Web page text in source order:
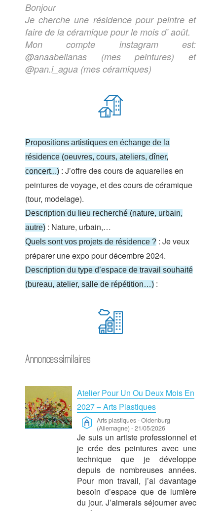
Bonjour
Je cherche une résidence pour peintre et
faire de la céramique pour le mois d’ août.
Mon compte instagram est:
@anaabellanas (mes peintures) et
@pan.i_agua (mes céramiques)
Propositions artistiques en échange de la
résidence (oeuvres, cours, ateliers, dîner,
concert...) : J’offre des cours de aquarelles en
peintures de voyage, et des cours de céramique
(tour, modelage).
Description du lieu recherché (nature, urbain,
autre) : Nature, urbain,…
Quels sont vos projets de résidence ? : Je veux
préparer une expo pour décembre 2024.
Description du type d’espace de travail souhaité
(bureau, atelier, salle de répétition…) :
Annonces similaires
Atelier Pour Un Ou Deux Mois En
2027 – Arts Plastiques
Arts plastiques-Oldenburg
(Allemagne) -21/05/2026
Je suis un artiste professionnel et
je crée des peintures avec une
technique que je développe
depuis de nombreuses années.
Pour mon travail, j’ai davantage
besoin d’espace que de lumière
du jour. J’aimerais séjourner avec